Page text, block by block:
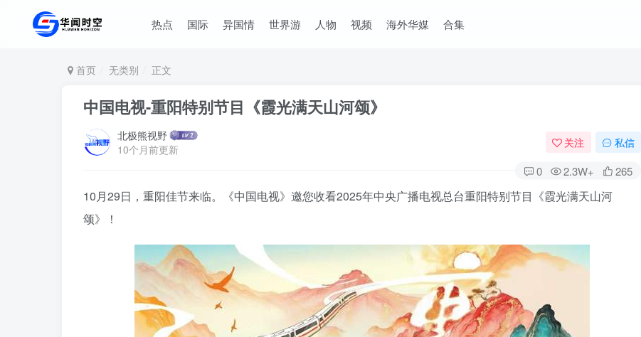
热点 国际 异国情 世界游 人物 视频 海外华媒 合集
首页 无类别 正文
中国电视-重阳特别节目《霞光满天山河颂》
北极熊视野
10个月前更新
关注 私信
0 2.3W+ 265
10月29日，重阳佳节来临。《中国电视》邀您收看2025年中央广播电视总台重阳特别节目《霞光满天山河
颂》！